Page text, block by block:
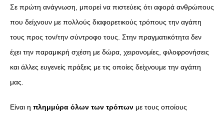
Σε πρώτη ανάγνωση, μπορεί να πιστεύεις ότι αφορά ανθρώπους
που δείχνουν με πολλούς διαφορετικούς τρόπους την αγάπη
τους προς τον/την σύντροφο τους. Στην πραγματικότητα δεν
έχει την παραμικρή σχέση με δώρα, χειρονομίες, φιλοφρονήσεις
και άλλες ευγενείς πράξεις με τις οποίες δείχνουμε την αγάπη
μας.
Είναι η πλημμύρα όλων των τρόπων με τους οποίους